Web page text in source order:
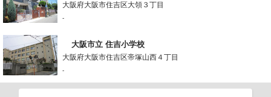
大阪府大阪市住吉区大領３丁目
-
大阪市立 住吉小学校
大阪府大阪市住吉区帝塚山西４丁目
-